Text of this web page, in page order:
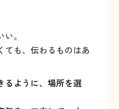
。
ても、伝わるものはあ
るように、場所を選